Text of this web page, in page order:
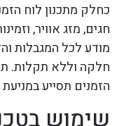
כחלק מתכנון לוח
חגים, מזג אוויר,
מודע לכל המגבלות
חלקה וללא תקלות.
הזמנים תסייע
שימוש